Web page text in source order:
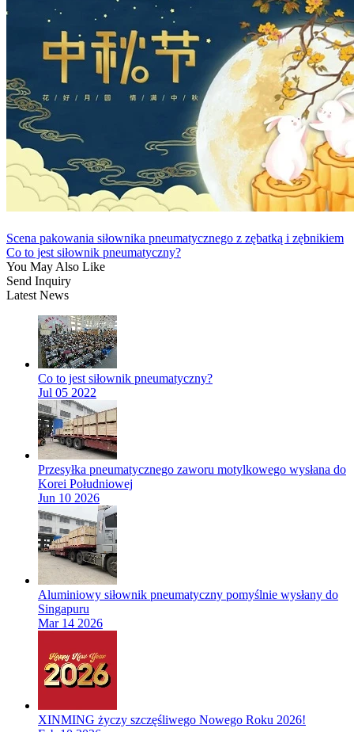
Scena pakowania siłownika pneumatycznego z zębatką i zębnikiem
Co to jest siłownik pneumatyczny?
You May Also Like
Send Inquiry
Latest News
Co to jest siłownik pneumatyczny?
Jul 05 2022
Przesyłka pneumatycznego zaworu motylkowego wysłana do
Korei Południowej
Jun 10 2026
Aluminiowy siłownik pneumatyczny pomyślnie wysłany do
Singapuru
Mar 14 2026
XINMING życzy szczęśliwego Nowego Roku 2026!